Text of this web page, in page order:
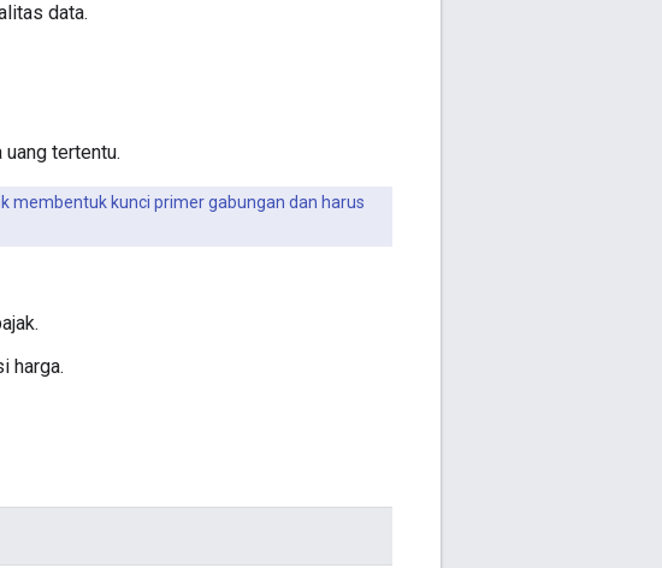
data.
uang tertentu.
membentuk kunci primer gabungan dan harus
harga.